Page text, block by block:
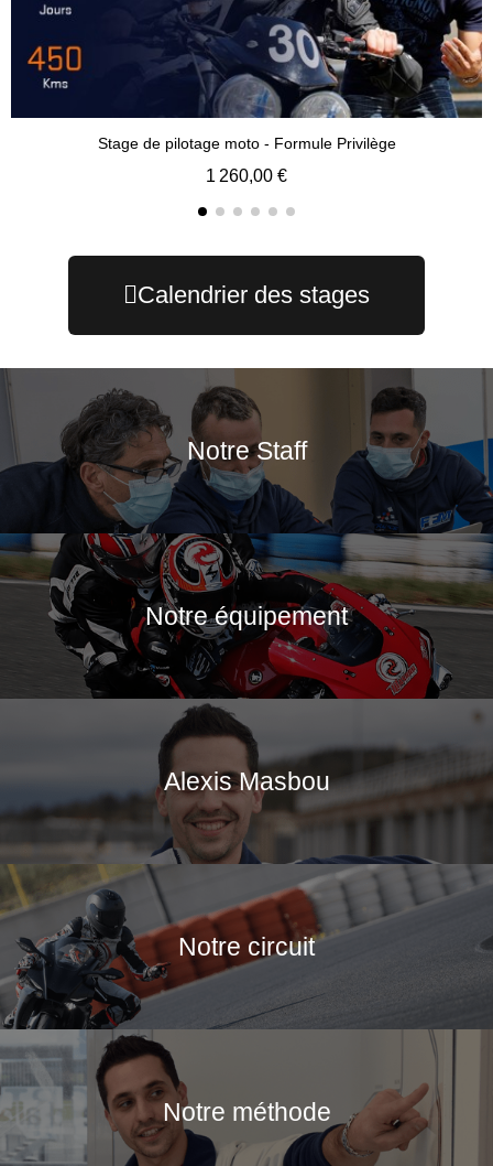
Stage de pilotage moto - Formule Privilège
1 260,00 €
Calendrier des stages
Notre Staff
Notre équipement
Alexis Masbou
Notre circuit
Notre méthode